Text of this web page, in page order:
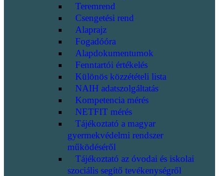
Teremrend
Csengetési rend
Alaprajz
Fogadóóra
Alapdokumentumok
Fenntartói értékelés
Különös közzétételi lista
NAIH adatszolgáltatás
Kompetencia mérés
NETFIT mérés
Tájékoztató a magyar
gyermekvédelmi rendszer
működéséről
Tájékoztató az óvodai és iskolai
szociális segítő tevékenységről